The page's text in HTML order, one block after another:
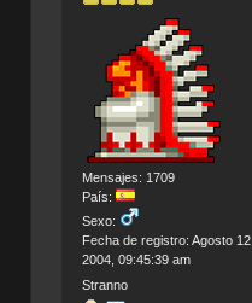
Mensajes: 1709
País:
Sexo:
Fecha de registro: Agosto 12,
2004, 09:45:39 am
Stranno